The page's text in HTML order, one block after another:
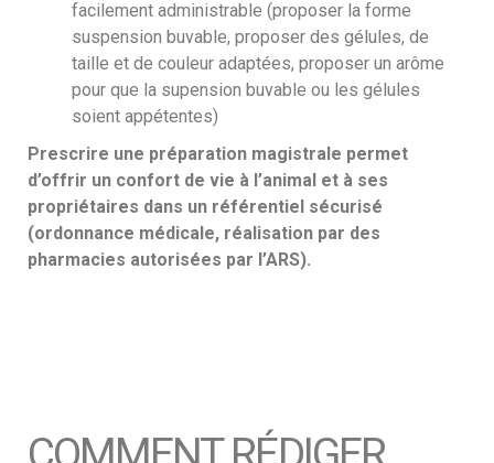
facilement administrable (proposer la forme
suspension buvable, proposer des gélules, de
taille et de couleur adaptées, proposer un arôme
pour que la supension buvable ou les gélules
soient appétentes)
Prescrire une préparation magistrale permet
d’offrir un confort de vie à l’animal et à ses
propriétaires dans un référentiel sécurisé
(ordonnance médicale, réalisation par des
pharmacies autorisées par l’ARS).